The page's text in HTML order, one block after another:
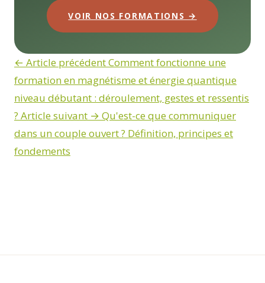
VOIR NOS FORMATIONS →
← Article précédentComment fonctionne une
formation en magnétisme et énergie quantique
niveau débutant : déroulement, gestes et ressentis
? Article suivant → Qu'est-ce que communiquer
dans un couple ouvert ? Définition, principes et
fondements